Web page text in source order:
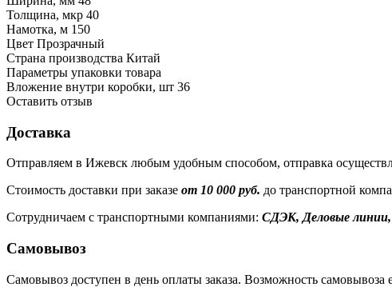
Толщина, мкр 40
Намотка, м 150
Цвет Прозрачный
Страна производства Китай
Параметры упаковки товара
Вложение внутри коробки, шт 36
Оставить отзыв
Доставка
Отправляем в Ижевск любым удобным способом, отправка
Стоимость доставки при заказе от 10 000 руб. до транспортной
Сотрудничаем с транспортными компаниями: СДЭК, Деловые
Самовывоз
Самовывоз доступен в день оплаты заказа. Возможность самовывоза